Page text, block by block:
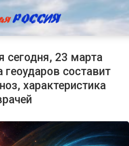
сегодня, 23 марта
геоударов составит
характеристика